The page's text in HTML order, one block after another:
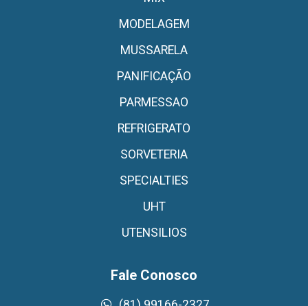
MODELAGEM
MUSSARELA
PANIFICAÇÃO
PARMESSAO
REFRIGERATO
SORVETERIA
SPECIALTIES
UHT
UTENSILIOS
Fale Conosco